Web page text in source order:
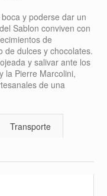
y poderse dar un
Sablon conviven con
de
de dulces y chocolates.
y salivar ante los
la Pierre Marcolini,
de una
Transporte